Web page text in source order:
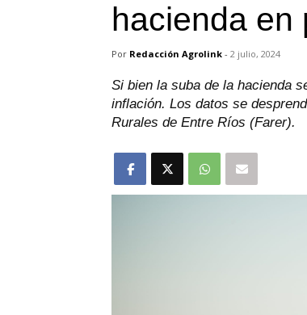
hacienda en
Por Redacción Agrolink - 2 julio, 2024
Si bien la suba de la hacienda
inflación. Los datos se
Rurales de Entre Ríos (Farer).